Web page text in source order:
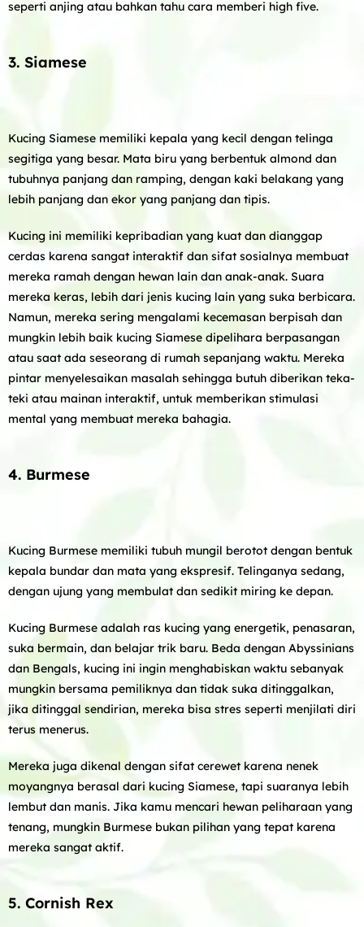
seperti anjing atau bahkan tahu cara memberi high five.
3. Siamese
Kucing Siamese memiliki kepala yang kecil dengan telinga
segitiga yang besar. Mata biru yang berbentuk almond dan
tubuhnya panjang dan ramping, dengan kaki belakang yang
lebih panjang dan ekor yang panjang dan tipis.
Kucing ini memiliki kepribadian yang kuat dan dianggap
cerdas karena sangat interaktif dan sifat sosialnya membuat
mereka ramah dengan hewan lain dan anak-anak. Suara
mereka keras, lebih dari jenis kucing lain yang suka berbicara.
Namun, mereka sering mengalami kecemasan berpisah dan
mungkin lebih baik kucing Siamese dipelihara berpasangan
atau saat ada seseorang di rumah sepanjang waktu. Mereka
pintar menyelesaikan masalah sehingga butuh diberikan teka-
teki atau mainan interaktif, untuk memberikan stimulasi
mental yang membuat mereka bahagia.
4. Burmese
Kucing Burmese memiliki tubuh mungil berotot dengan bentuk
kepala bundar dan mata yang ekspresif. Telinganya sedang,
dengan ujung yang membulat dan sedikit miring ke depan.
Kucing Burmese adalah ras kucing yang energetik, penasaran,
suka bermain, dan belajar trik baru. Beda dengan Abyssinians
dan Bengals, kucing ini ingin menghabiskan waktu sebanyak
mungkin bersama pemiliknya dan tidak suka ditinggalkan,
jika ditinggal sendirian, mereka bisa stres seperti menjilati diri
terus menerus.
Mereka juga dikenal dengan sifat cerewet karena nenek
moyangnya berasal dari kucing Siamese, tapi suaranya lebih
lembut dan manis. Jika kamu mencari hewan peliharaan yang
tenang, mungkin Burmese bukan pilihan yang tepat karena
mereka sangat aktif.
5. Cornish Rex